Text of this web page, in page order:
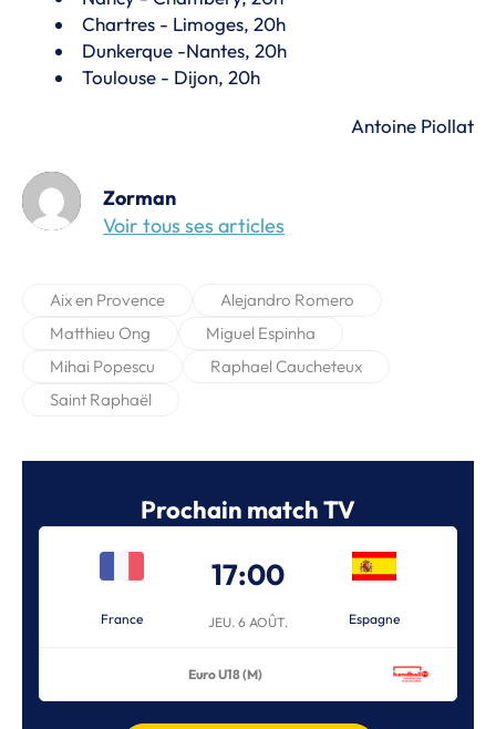
Chartres - Limoges, 20h
Dunkerque -Nantes, 20h
Toulouse - Dijon, 20h
Antoine Piollat
Zorman
Voir tous ses articles
Aix en Provence
Alejandro Romero
Matthieu Ong
Miguel Espinha
Mihai Popescu
Raphael Caucheteux
Saint Raphaël
Prochain match TV
France
17:00
JEU. 6 AOÛT. Espagne
Euro U18 (M)